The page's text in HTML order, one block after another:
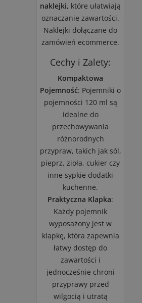
naklejki, które ułatwiają
oznaczanie zawartości.
Naklejki dołączane do
zamówień ecommerce.
Cechy i Zalety:
Kompaktowa
Pojemność: Pojemniki o
pojemności 120 ml są
idealne do
przechowywania
różnorodnych
przypraw, takich jak sól,
pieprz, zioła, cukier czy
inne sypkie dodatki
kuchenne.
Praktyczna Klapka:
Każdy pojemnik
wyposażony jest w
klapkę, która zapewnia
łatwy dostęp do
zawartości i
jednocześnie chroni
przyprawy przed
wilgocią i utratą